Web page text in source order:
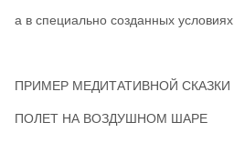
а в специально созданных условиях.
ПРИМЕР МЕДИТАТИВНОЙ СКАЗКИ
ПОЛЕТ НА ВОЗДУШНОМ ШАРЕ